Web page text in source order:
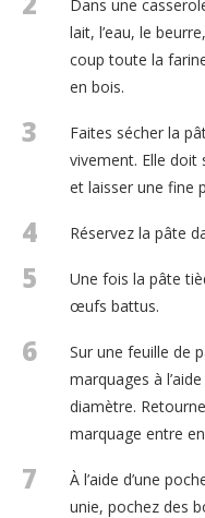
Dans une
lait, l’eau, le
coup toute la
en bois.
3
Faites sécher la
vivement. Elle doit
et laisser une fine
4 Réservez la pâte
5
Une fois la pâte
œufs battus.
6
Sur une feuille de
marquages à
diamètre.
marquage entre
7
À l’aide d’une
unie, pochez des